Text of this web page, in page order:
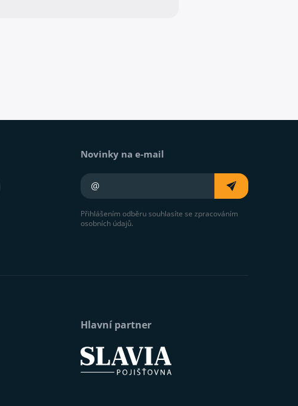
Novinky na e-mail
Váš e-mail
Přihlášením odběru souhlasíte se zpracováním
osobních údajů.
Hlavní partner